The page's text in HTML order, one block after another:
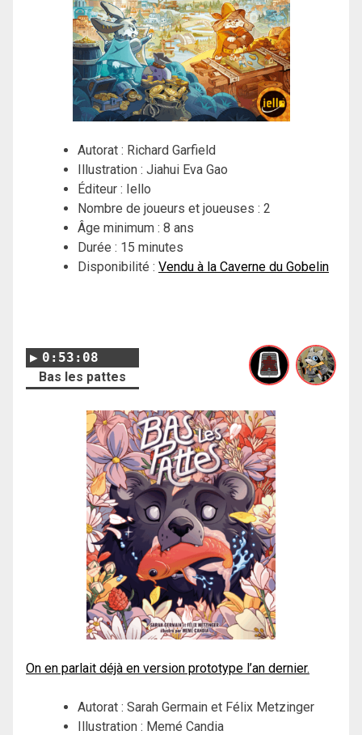
Autorat : Richard Garfield
Illustration : Jiahui Eva Gao
Éditeur : Iello
Nombre de joueurs et joueuses : 2
Âge minimum : 8 ans
Durée : 15 minutes
Disponibilité : Vendu à la Caverne du Gobelin
0:53:08
Bas les pattes
On en parlait déjà en version prototype l’an dernier.
Autorat : Sarah Germain et Félix Metzinger
Illustration : Memé Candia